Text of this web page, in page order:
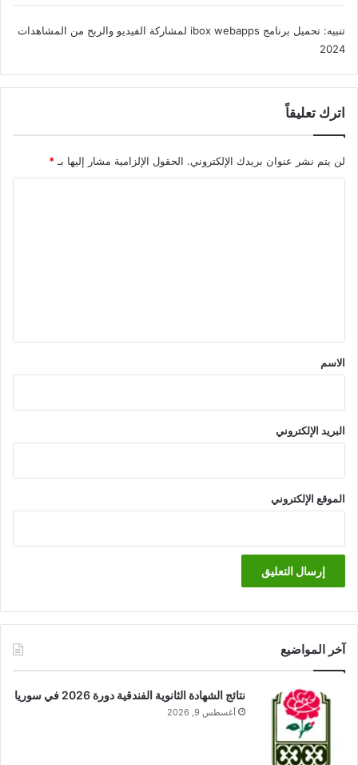
تنبيه:
تحميل برنامج ibox webapps لمشاركة الفيديو والربح من المشاهدات
2024
اترك تعليقاً
لن يتم نشر عنوان بريدك الإلكتروني. الحقول الإلزامية مشار إليها بـ *
*
الاسم
البريد الإلكتروني
الموقع الإلكتروني
آخر المواضيع
نتائج الشهادة الثانوية الفندقية دورة 2026 في سوريا
أغسطس 9, 2026